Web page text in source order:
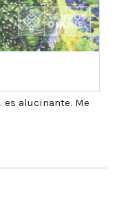
es alucinante. Me